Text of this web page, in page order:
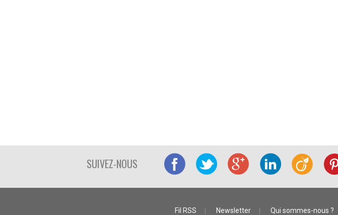
SUIVEZ-NOUS
Fil RSS Newsletter Qui sommes-nous ?